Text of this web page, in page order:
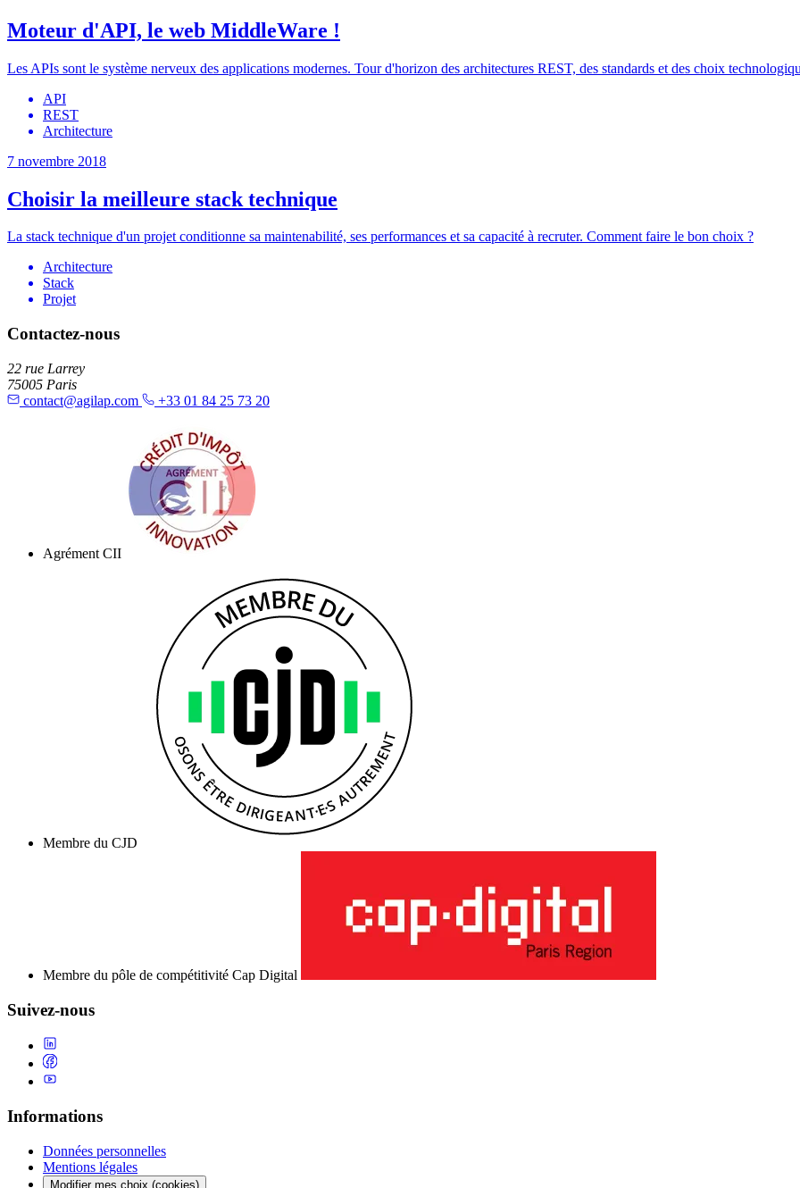
Moteur d'API, le web MiddleWare !
Les APIs sont le système nerveux des applications modernes. Tour d'horizon des architectures REST, des standards et des choix
API
REST
Architecture
7 novembre 2018
Choisir la meilleure stack technique
La stack technique d'un projet conditionne sa maintenabilité, ses performances et sa capacité à recruter. Comment faire le bon choix ?
Architecture
Stack
Projet
Contactez-nous
22 rue Larrey
75005 Paris
contact@agilap.com
+33 01 84 25 73 20
Agrément CII
Membre du CJD
Membre du pôle de compétitivité Cap Digital
Suivez-nous
Informations
Données personnelles
Mentions légales
Modifier mes choix (cookies)